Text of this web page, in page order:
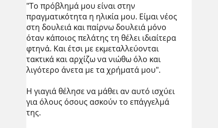
"Το πρόβλημά μου είναι στην
πραγματικότητα η ηλικία μου. Είμαι νέος
στη δουλειά και παίρνω δουλειά μόνο
όταν κάποιος πελάτης τη θέλει ιδιαίτερα
φτηνά. Και έτσι με εκμεταλλεύονται
τακτικά και αρχίζω να νιώθω όλο και
λιγότερο άνετα με τα χρήματά μου".
Η γιαγιά θέλησε να μάθει αν αυτό ισχύει
για όλους όσους ασκούν το επάγγελμά
της.